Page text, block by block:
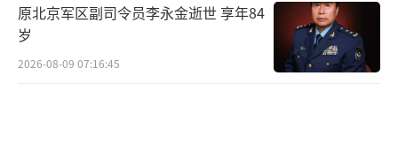
原北京军区副司令员李永金逝世 享年84
岁
2026-08-09 07:16:45